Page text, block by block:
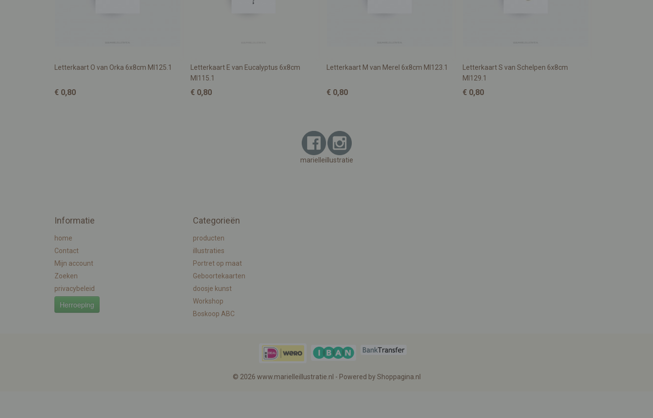
Letterkaart O van Orka 6x8cm MI125.1
€ 0,80
Letterkaart E van Eucalyptus 6x8cm
MI115.1
€ 0,80
Letterkaart M van Merel 6x8cm MI123.1
€ 0,80
Letterkaart S van Schelpen 6x8cm
MI129.1
€ 0,80
marielleillustratie
Informatie
home
Contact
Mijn account
Zoeken
privacybeleid
Herroeping
Categorieën
producten
illustraties
Portret op maat
Geboortekaarten
doosje kunst
Workshop
Boskoop ABC
© 2026 www.marielleillustratie.nl - Powered by Shoppagina.nl